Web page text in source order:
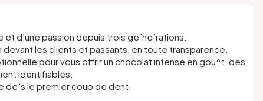
et d’une passion depuis trois ge´ne´rations.
les clients et passants, en toute transparence.
pour vous offrir un chocolat intense en gou^t, des
identifiables.
de`s le premier coup de dent.